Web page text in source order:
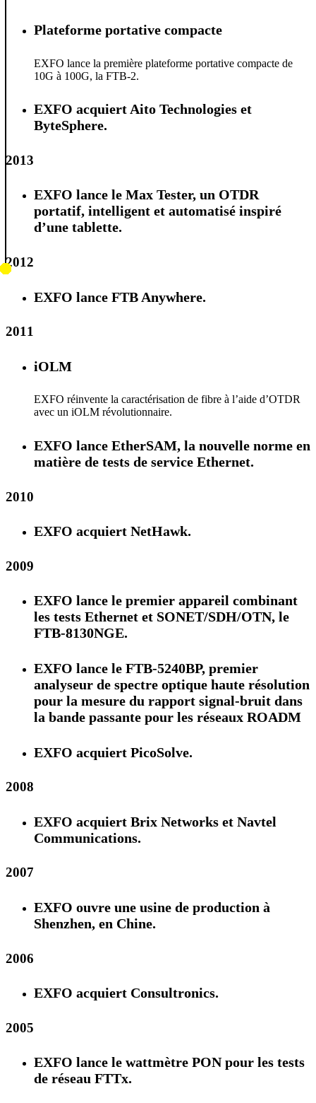
Plateforme portative compacte
EXFO lance la première plateforme portative compacte de
10G à 100G, la FTB-2.
EXFO acquiert Aito Technologies et
ByteSphere.
2013
EXFO lance le Max Tester, un OTDR
portatif, intelligent et automatisé inspiré
d’une tablette.
2012
EXFO lance FTB Anywhere.
2011
iOLM
EXFO réinvente la caractérisation de fibre à l’aide d’OTDR
avec un iOLM révolutionnaire.
EXFO lance EtherSAM, la nouvelle norme en
matière de tests de service Ethernet.
2010
EXFO acquiert NetHawk.
2009
EXFO lance le premier appareil combinant
les tests Ethernet et SONET/SDH/OTN, le
FTB-8130NGE.
EXFO lance le FTB-5240BP, premier
analyseur de spectre optique haute résolution
pour la mesure du rapport signal-bruit dans
la bande passante pour les réseaux ROADM
EXFO acquiert PicoSolve.
2008
EXFO acquiert Brix Networks et Navtel
Communications.
2007
EXFO ouvre une usine de production à
Shenzhen, en Chine.
2006
EXFO acquiert Consultronics.
2005
EXFO lance le wattmètre PON pour les tests
de réseau FTTx.